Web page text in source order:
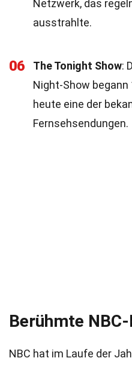
Netzwerk, das
ausstrahlte.
06 The Tonight Show:
Night-Show begann
heute eine der
Fernsehsendungen.
Berühmte
NBC hat im Laufe der